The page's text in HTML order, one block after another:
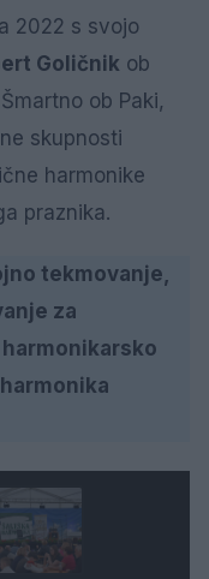
2022 s svojo
Goličnik ob
ob Paki,
skupnosti
harmonike
praznika.
tekmovanje,
za